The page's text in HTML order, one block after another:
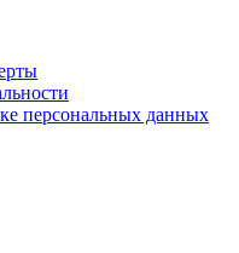
персональных данных